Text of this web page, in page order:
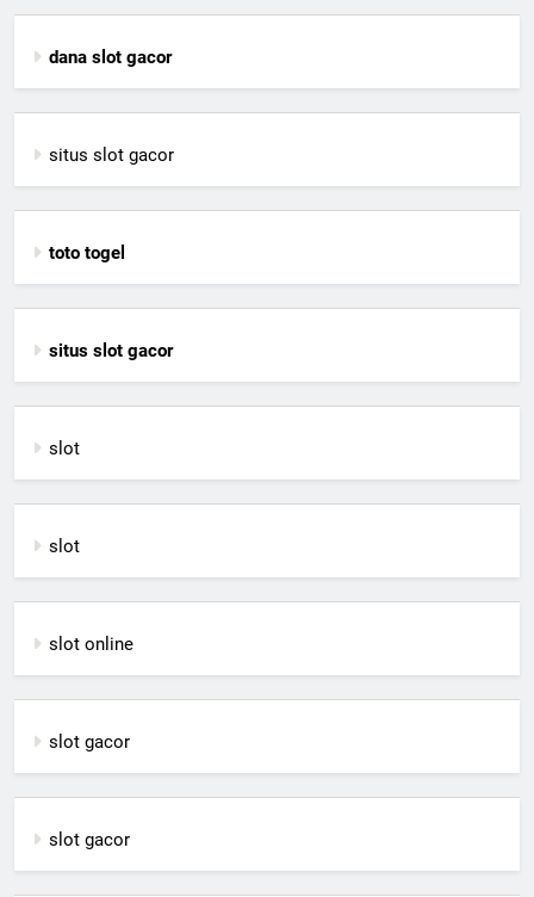
dana slot gacor
situs slot gacor
toto togel
situs slot gacor
slot
slot
slot online
slot gacor
slot gacor